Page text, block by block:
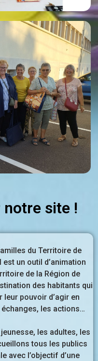
notre site !
du Territoire de
un outil d’animation
de la Région de
des habitants qui
pouvoir d’agir en
les actions…
les adultes, les
tous les publics
avec l’objectif d’une